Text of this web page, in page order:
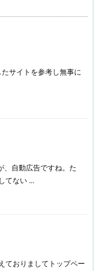
サイトを参考し無事に
、自動広告ですね。た
てない ...
ておりましてトップペー